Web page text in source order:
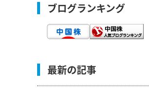
ブログランキング
最新の記事